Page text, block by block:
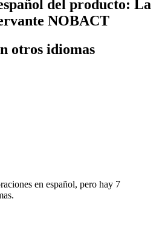
del producto: La
NOBACT
otros idiomas
en español, pero hay 7